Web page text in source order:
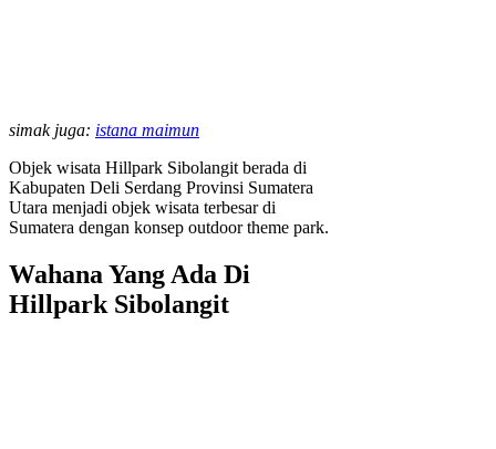
simak juga: istana maimun
Objek wisata Hillpark Sibolangit berada di
Kabupaten Deli Serdang Provinsi Sumatera
Utara menjadi objek wisata terbesar di
Sumatera dengan konsep outdoor theme park.
Wahana Yang Ada Di
Hillpark Sibolangit